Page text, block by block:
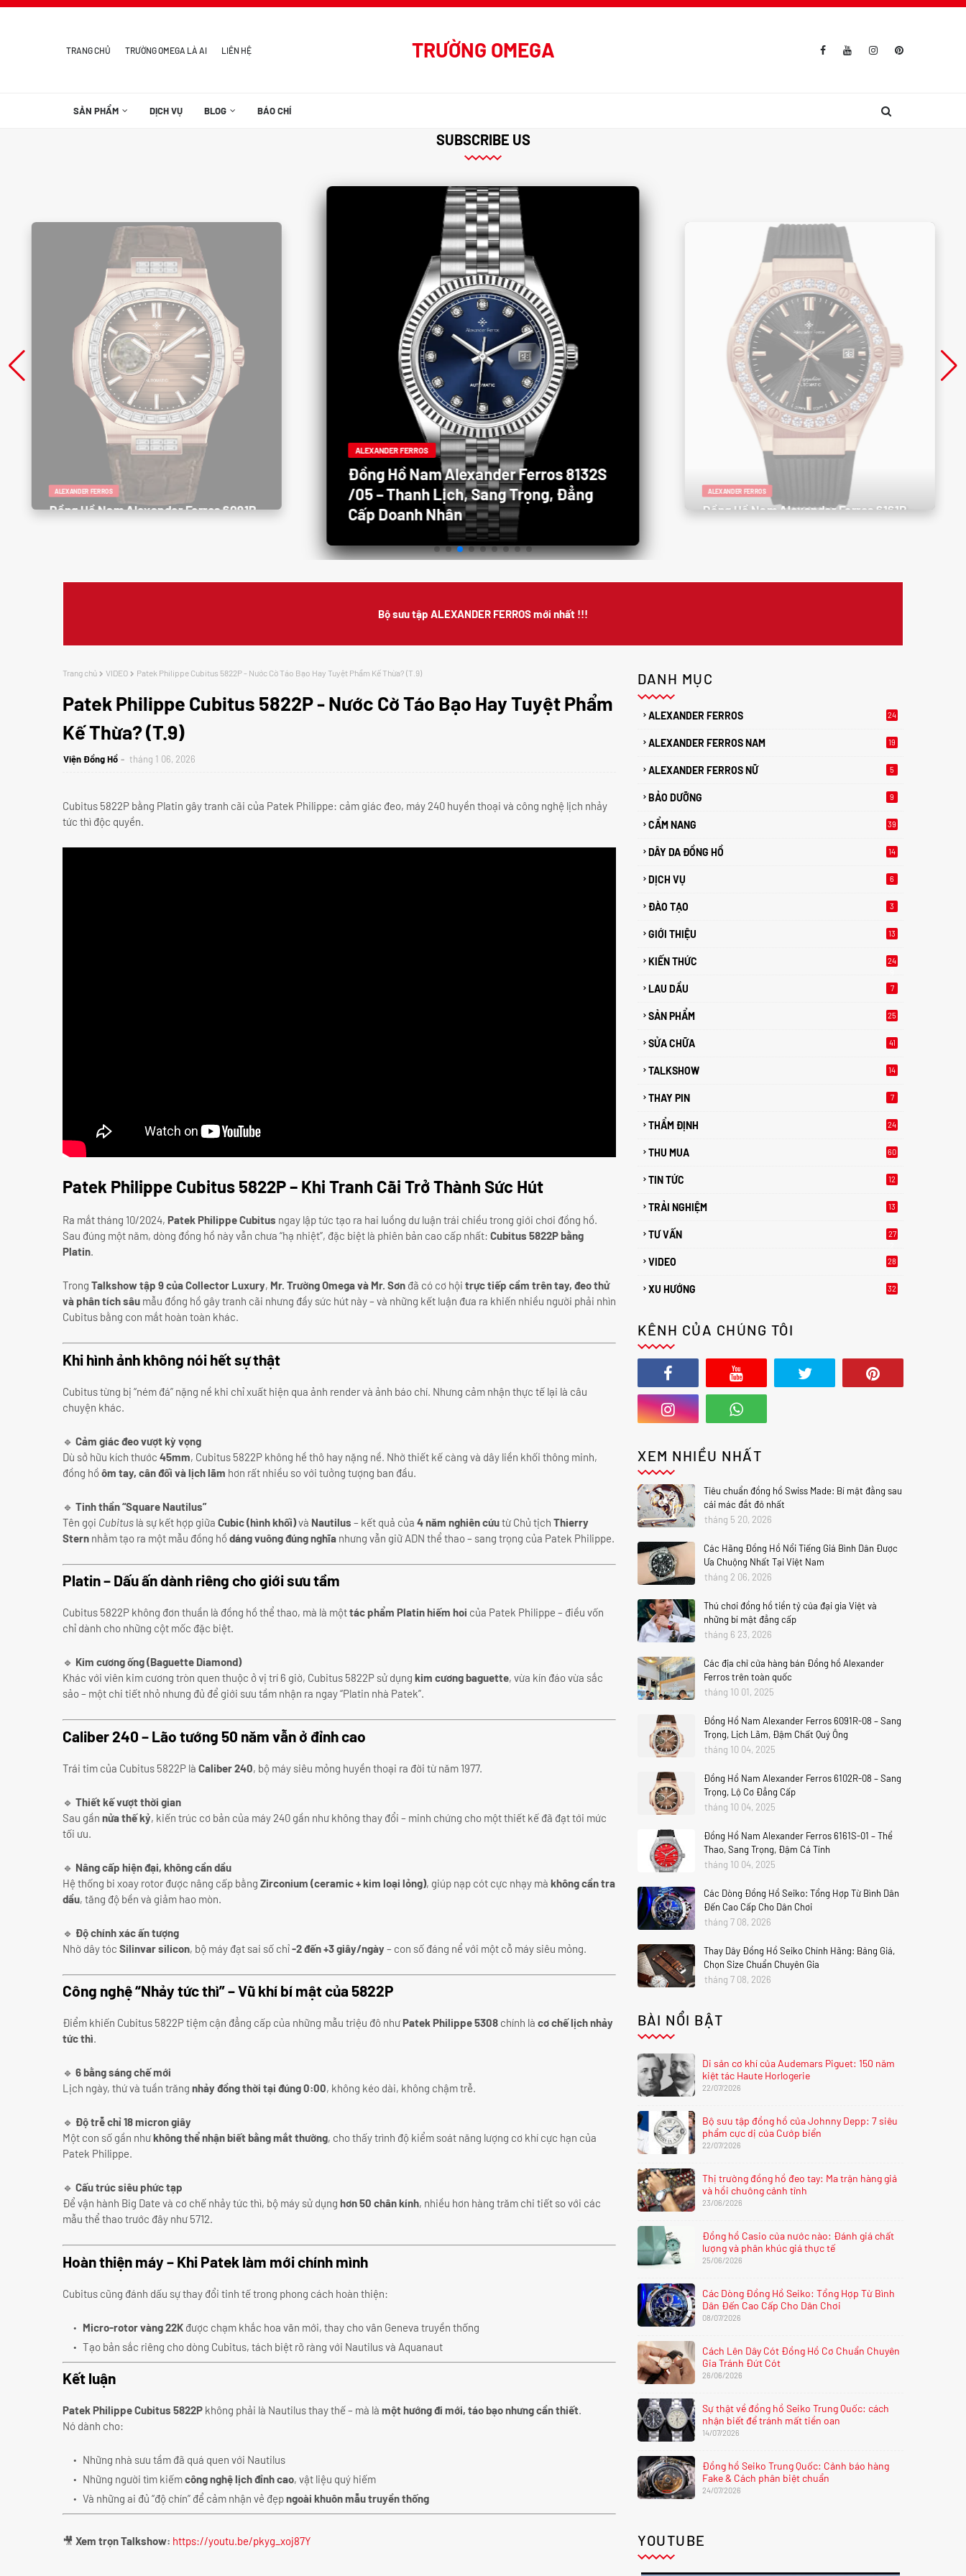
TRANG CHỦ TRƯỜNG OMEGA LÀ AI LIÊN HỆ TRƯỜNG OMEGA
SẢN PHẨM DỊCH VỤ BLOG BÁO CHÍ
SUBSCRIBE US
ALEXANDER FERROS
Đồng Hồ Nam Alexander Ferros 6091R-
ALEXANDER FERROS
Đồng Hồ Nam Alexander Ferros 8132S
/05 – Thanh Lịch, Sang Trọng, Đẳng
Cấp Doanh Nhân
ALEXANDER FERROS
Đồng Hồ Nam Alexander Ferros 6161R-
Bộ sưu tập ALEXANDER FERROS mới nhất !!!
Trang chủ VIDEO Patek Philippe Cubitus 5822P - Nước Cờ Táo Bạo Hay Tuyệt Phẩm Kế Thừa? (T.9)
Patek Philippe Cubitus 5822P - Nước Cờ Táo Bạo Hay Tuyệt Phẩm
Kế Thừa? (T.9)
Viện Đồng Hồ tháng 1 06, 2026
Cubitus 5822P bằng Platin gây tranh cãi của Patek Philippe: cảm giác đeo, máy 240 huyền thoại và công nghệ lịch nhảy
tức thì độc quyền.
Patek Philippe Cubitus 5822P – Khi Tranh Cãi Trở Thành Sức Hút
Ra mắt tháng 10/2024, Patek Philippe Cubitus ngay lập tức tạo ra hai luồng dư luận trái chiều trong giới chơi đồng hồ.
Sau đúng một năm, dòng đồng hồ này vẫn chưa “hạ nhiệt”, đặc biệt là phiên bản cao cấp nhất: Cubitus 5822P bằng
Platin.
Trong Talkshow tập 9 của Collector Luxury, Mr. Trường Omega và Mr. Sơn đã có cơ hội trực tiếp cầm trên tay, đeo thử
và phân tích sâu mẫu đồng hồ gây tranh cãi nhưng đầy sức hút này – và những kết luận đưa ra khiến nhiều người phải nhìn
Cubitus bằng con mắt hoàn toàn khác.
Khi hình ảnh không nói hết sự thật
Cubitus từng bị “ném đá” nặng nề khi chỉ xuất hiện qua ảnh render và ảnh báo chí. Nhưng cảm nhận thực tế lại là câu
chuyện khác.
🔹 Cảm giác đeo vượt kỳ vọng
Dù sở hữu kích thước 45mm, Cubitus 5822P không hề thô hay nặng nề. Nhờ thiết kế càng và dây liền khối thông minh,
đồng hồôm tay, cân đối và lịch lãm hơn rất nhiều so với tưởng tượng ban đầu.
🔹 Tinh thần “Square Nautilus”
Tên gọi Cubitus là sự kết hợp giữa Cubic (hình khối)và Nautilus – kết quả của 4 năm nghiên cứutừ Chủ tịch Thierry
Stern nhằm tạo ra một mẫu đồng hồdáng vuông đúng nghĩa nhưng vẫn giữ ADN thể thao – sang trọng của Patek Philippe.
Platin – Dấu ấn dành riêng cho giới sưu tầm
Cubitus 5822P không đơn thuần là đồng hồ thể thao, mà là mộttác phẩm Platin hiếm hoi của Patek Philippe – điều vốn
chỉ dành cho những cột mốc đặc biệt.
🔹 Kim cương ống (Baguette Diamond)
Khác với viên kim cương tròn quen thuộc ở vị trí 6 giờ, Cubitus 5822P sử dụng kim cương baguette, vừa kín đáo vừa sắc
sảo – một chi tiết nhỏ nhưng đủ để giới sưu tầm nhận ra ngay “Platin nhà Patek”.
Caliber 240 – Lão tướng 50 năm vẫn ở đỉnh cao
Trái tim của Cubitus 5822P là Caliber 240, bộ máy siêu mỏng huyền thoại ra đời từ năm 1977.
🔹 Thiết kế vượt thời gian
Sau gần nửa thế kỷ, kiến trúc cơ bản của máy 240 gần như không thay đổi – minh chứng cho một thiết kế đã đạt tới mức
tối ưu.
🔹 Nâng cấp hiện đại, không cần dầu
Hệ thống bi xoay rotor được nâng cấp bằng Zirconium (ceramic + kim loại lỏng), giúp nạp cót cực nhạy mà không cần tra
dầu, tăng độ bền và giảm hao mòn.
🔹 Độ chính xác ấn tượng
Nhờ dây tóc Silinvar silicon, bộ máy đạt sai số chỉ-2 đến +3 giây/ngày– con số đáng nể với một cỗ máy siêu mỏng.
Công nghệ “Nhảy tức thì” – Vũ khí bí mật của 5822P
Điểm khiến Cubitus 5822P tiệm cận đẳng cấp của những mẫu triệu đô nhưPatek Philippe 5308 chính là cơ chế lịch nhảy
tức thì.
🔹 6 bằng sáng chế mới
Lịch ngày, thứ và tuần trăng nhảy đồng thời tại đúng 0:00, không kéo dài, không chậm trễ.
🔹 Độ trễ chỉ 18 micron giây
Một con số gần nhưkhông thể nhận biết bằng mắt thường, cho thấy trình độ kiểm soát năng lượng cơ khí cực hạn của
Patek Philippe.
🔹 Cấu trúc siêu phức tạp
Để vận hành Big Date và cơ chế nhảy tức thì, bộ máy sử dụng hơn 50 chân kính, nhiều hơn hàng trăm chi tiết so với các
mẫu thể thao trước đây như 5712.
Hoàn thiện máy – Khi Patek làm mới chính mình
Cubitus cũng đánh dấu sự thay đổi tinh tế trong phong cách hoàn thiện:
Micro-rotor vàng 22K được chạm khắc hoa văn mới, thay cho vân Geneva truyền thống
Tạo bản sắc riêng cho dòng Cubitus, tách biệt rõ ràng với Nautilus và Aquanaut
Kết luận
Patek Philippe Cubitus 5822P không phải là Nautilus thay thế – mà là một hướng đi mới, táo bạo nhưng cần thiết.
Nó dành cho:
Những nhà sưu tầm đã quá quen với Nautilus
Những người tìm kiếmcông nghệ lịch đỉnh cao, vật liệu quý hiếm
Và những ai đủ “độ chín” để cảm nhận vẻ đẹpngoài khuôn mẫu truyền thống
🎥 Xem trọn Talkshow: https://youtu.be/pkyg_xoj87Y
DANH MỤC
ALEXANDER FERROS 24
ALEXANDER FERROS NAM 19
ALEXANDER FERROS NỮ 5
BẢO DƯỠNG 9
CẨM NANG 39
DÂY DA ĐỒNG HỒ 14
DỊCH VỤ 6
ĐÀO TẠO 3
GIỚI THIỆU 13
KIẾN THỨC
24
LAU DẦU 7
SẢN PHẨM 25
SỬA CHỮA 41
TALKSHOW 14
THAY PIN 7
THẨM ĐỊNH 24
THU MUA 60
TIN TỨC 12
TRẢI NGHIỆM 13
TƯ VẤN
27
VIDEO 28
XU HƯỚNG
32
KÊNH CỦA CHÚNG TÔI
XEM NHIỀU NHẤT
Tiêu chuẩn đồng hồ Swiss Made: Bí mật đằng sau
cái mác đắt đỏ nhất
tháng 5 20, 2026
Các Hãng Đồng Hồ Nổi Tiếng Giá Bình Dân Được
Ưa Chuộng Nhất Tại Việt Nam
tháng 2 06, 2026
Thú chơi đồng hồ tiền tỷ của đại gia Việt và
những bí mật đẳng cấp
tháng 6 23, 2026
Các địa chỉ cửa hàng bán Đồng hồ Alexander
Ferros trên toàn quốc
tháng 10 01, 2025
Đồng Hồ Nam Alexander Ferros 6091R-08 – Sang
Trọng, Lịch Lãm, Đậm Chất Quý Ông
tháng 10 04, 2025
Đồng Hồ Nam Alexander Ferros 6102R-08 – Sang
Trọng, Lộ Cơ Đẳng Cấp
tháng 10 04, 2025
Đồng Hồ Nam Alexander Ferros 6161S-01 – Thể
Thao, Sang Trọng, Đậm Cá Tính
tháng 10 04, 2025
Các Dòng Đồng Hồ Seiko: Tổng Hợp Từ Bình Dân
Đến Cao Cấp Cho Dân Chơi
tháng 7 08, 2026
Thay Dây Đồng Hồ Seiko Chính Hãng: Bảng Giá,
Chọn Size Chuẩn Chuyên Gia
tháng 7 08, 2026
BÀI NỔI BẬT
Di sản cơ khí của Audemars Piguet: 150 năm
kiệt tác Haute Horlogerie
22/07/2026
Bộ sưu tập đồng hồ của Johnny Depp: 7 siêu
phẩm cực dị của Cướp biển
22/07/2026
Thị trường đồng hồ đeo tay: Ma trận hàng giả
và hồi chuông cảnh tỉnh
23/06/2026
Đồng hồ Casio của nước nào: Đánh giá chất
lượng và phân khúc giá thực tế
25/06/2026
Các Dòng Đồng Hồ Seiko: Tổng Hợp Từ Bình
Dân Đến Cao Cấp Cho Dân Chơi
08/07/2026
Cách Lên Dây Cót Đồng Hồ Cơ Chuẩn Chuyên
Gia Tránh Đứt Cót
26/06/2026
Sự thật về đồng hồ Seiko Trung Quốc: cách
nhận biết để tránh mất tiền oan
14/07/2026
Đồng hồ Seiko Trung Quốc: Cảnh báo hàng
Fake & Cách phân biệt chuẩn
24/07/2026
YOUTUBE